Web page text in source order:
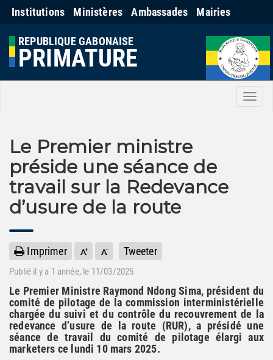
Institutions Ministères Ambassades Mairies
REPUBLIQUE GABONAISE
PRIMATURE
Menu
Le Premier ministre
préside une séance de
travail sur la Redevance
d’usure de la route
Imprimer Tweeter
Publié il y a 1 année, le 11/03/2025
Le Premier Ministre Raymond Ndong Sima, président du
comité de pilotage de la commission interministérielle
chargée du suivi et du contrôle du recouvrement de la
redevance d’usure de la route (RUR), a présidé une
séance de travail du comité de pilotage élargi aux
marketers ce lundi 10 mars 2025.